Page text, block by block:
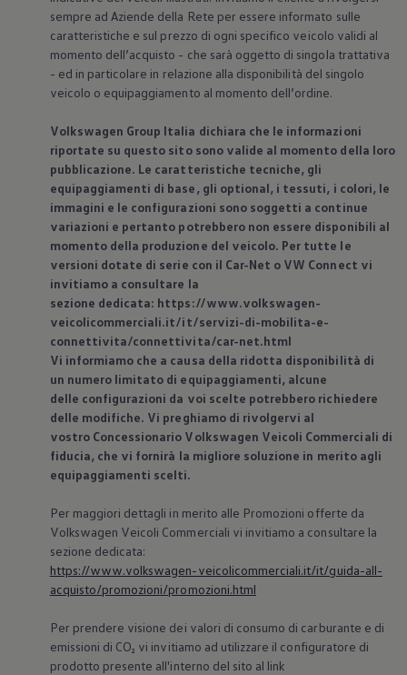
sempre ad Aziende della Rete per essere informato sulle
caratteristiche e sul prezzo di ogni specifico veicolo validi al
momento dell’acquisto - che sarà oggetto di singola trattativa
- ed in particolare in relazione alla disponibilità del singolo
veicolo o equipaggiamento al momento dell’ordine.
Volkswagen Group Italia dichiara che le informazioni
riportate su questo sito sono valide al momento della loro
pubblicazione. Le caratteristiche tecniche, gli
equipaggiamenti di base, gli optional, i tessuti, i colori, le
immagini e le configurazioni sono soggetti a continue
variazioni e pertanto potrebbero non essere disponibili al
momento della produzione del veicolo. Per tutte le
versioni dotate di serie con il Car-Net o VW Connect vi
invitiamo a consultare la
sezione dedicata: https://www.volkswagen-
veicolicommerciali.it/it/servizi-di-mobilita-e-
connettivita/connettivita/car-net.html
Vi informiamo che a causa della ridotta disponibilità di
un numero limitato di equipaggiamenti, alcune
delle configurazioni da voi scelte potrebbero richiedere
delle modifiche. Vi preghiamo di rivolgervi al
vostro Concessionario Volkswagen Veicoli Commerciali di
fiducia, che vi fornirà la migliore soluzione in merito agli
equipaggiamenti scelti.
Per maggiori dettagli in merito alle Promozioni offerte da
Volkswagen Veicoli Commerciali vi invitiamo a consultare la
sezione dedicata:
https://www.volkswagen-veicolicommerciali.it/it/guida-all-
acquisto/promozioni/promozioni.html
Per prendere visione dei valori di consumo di carburante e di
emissioni di CO₂ vi invitiamo ad utilizzare il configuratore di
prodotto presente all'interno del sito al link